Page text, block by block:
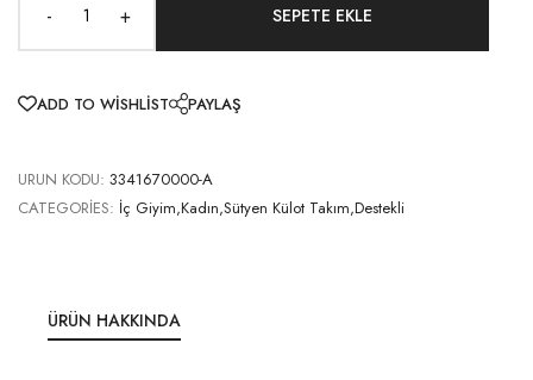
- +
ADD TO WISHLIST PAYLAŞ
URUN KODU: 3341670000-A
CATEGORIES: İç Giyim,Kadın,Sütyen Külot Takım,Destekli
ÜRÜN HAKKINDA